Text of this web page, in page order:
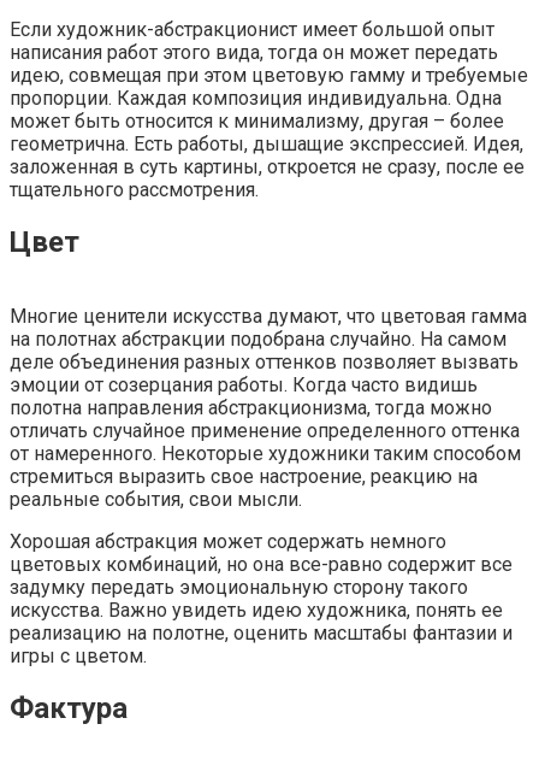
Если художник-абстракционист имеет большой опыт
написания работ этого вида, тогда он может передать
идею, совмещая при этом цветовую гамму и требуемые
пропорции. Каждая композиция индивидуальна. Одна
может быть относится к минимализму, другая – более
геометрична. Есть работы, дышащие экспрессией. Идея,
заложенная в суть картины, откроется не сразу, после ее
тщательного рассмотрения.
Цвет
Многие ценители искусства думают, что цветовая гамма
на полотнах абстракции подобрана случайно. На самом
деле объединения разных оттенков позволяет вызвать
эмоции от созерцания работы. Когда часто видишь
полотна направления абстракционизма, тогда можно
отличать случайное применение определенного оттенка
от намеренного. Некоторые художники таким способом
стремиться выразить свое настроение, реакцию на
реальные события, свои мысли.
Хорошая абстракция может содержать немного
цветовых комбинаций, но она все-равно содержит все
задумку передать эмоциональную сторону такого
искусства. Важно увидеть идею художника, понять ее
реализацию на полотне, оценить масштабы фантазии и
игры с цветом.
Фактура